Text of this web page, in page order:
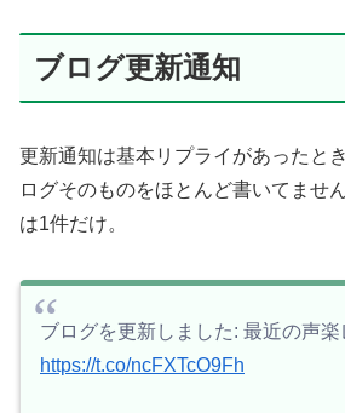
ブログ更新通知
更新通知は基本リプライがあったと
ログそのものをほとんど書いてませ
は1件だけ。
ブログを更新しました: 最近の声楽
https://t.co/ncFXTcO9Fh